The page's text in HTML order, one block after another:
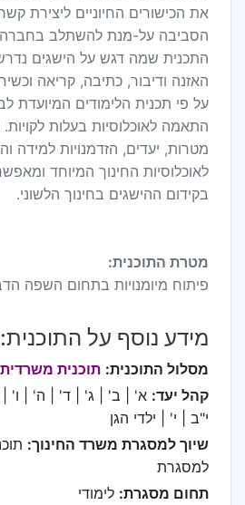
את הכישורים החיוניים ליצירת
הסביבה על-מנת להשתלב בחברה
התכנית שמה דגש על הישגים
האזנה ודיבור, כתיבה, קריאה
על פי תכנית הלימודים המיועדת
התאמה לאוכלוסיות בעלות
מטרות, יעדים, הזדמנויות למידה
לאוכלוסיות החינוך המיוחד
בקידום ההישגים בחינוך הלשוני.
מטרת התוכנית:
פיתוח מיומנויות בתחום השפה
מידע נוסף על התוכנית:
מסלול התוכנית: תוכנית משרדית
קהל יעד: א' | ב' | ג' | ד' | ה' | ו' |
י"ב | י' | ילדי הגן
שיוך למסגרת משרד החינוך:
למסגרת
תחום מסגרת: לימודי